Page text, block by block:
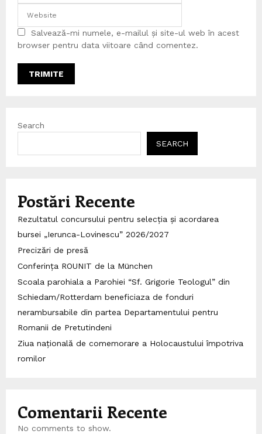
Salvează-mi numele, e-mailul și site-ul web în acest
browser pentru data viitoare când comentez.
Search
SEARCH
Postări Recente
Rezultatul concursului pentru selecția și acordarea
bursei „Ierunca-Lovinescu” 2026/2027
Precizări de presă
Conferința ROUNIT de la München
Scoala parohiala a Parohiei “Sf. Grigorie Teologul” din
Schiedam/Rotterdam beneficiaza de fonduri
nerambursabile din partea Departamentului pentru
Romanii de Pretutindeni
Ziua națională de comemorare a Holocaustului împotriva
romilor
Comentarii Recente
No comments to show.